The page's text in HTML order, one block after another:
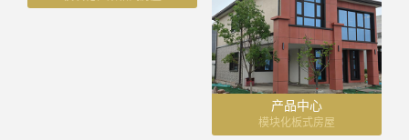
产品中心
模块化板式房屋